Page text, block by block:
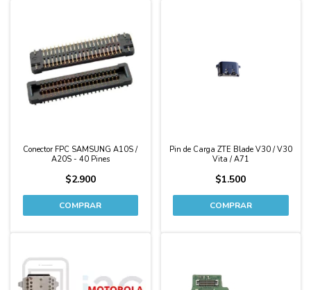
Conector FPC SAMSUNG A10S /
A20S - 40 Pines
$2.900
Pin de Carga ZTE Blade V30 / V30
Vita / A71
$1.500